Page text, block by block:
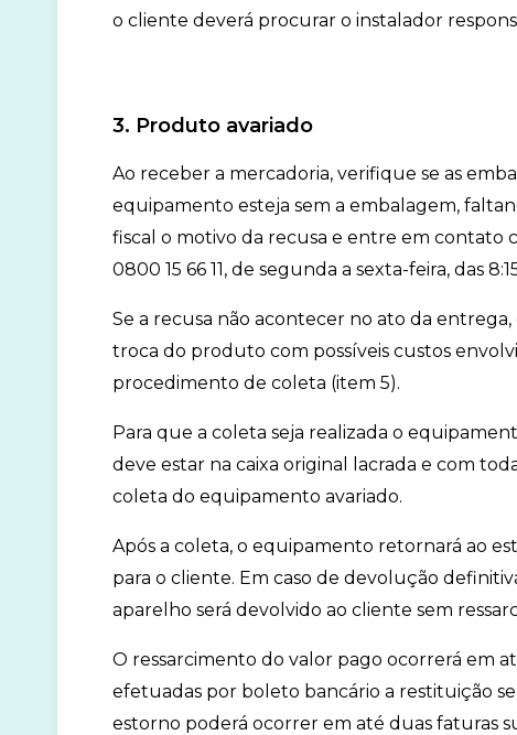
o cliente deverá procurar o instalador
3. Produto avariado
Ao receber a mercadoria, verifique se as
equipamento esteja sem a embalagem,
fiscal o motivo da recusa e entre em contato
0800 15 66 11, de segunda a sexta-feira, das
Se a recusa não acontecer no ato da
troca do produto com possíveis custos
procedimento de coleta (item 5).
Para que a coleta seja realizada o
deve estar na caixa original lacrada e com
coleta do equipamento avariado.
Após a coleta, o equipamento retornará ao
para o cliente. Em caso de devolução
aparelho será devolvido ao cliente sem
O ressarcimento do valor pago ocorrerá em
efetuadas por boleto bancário a restituição
estorno poderá ocorrer em até duas faturas